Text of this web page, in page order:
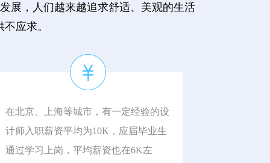
展，人们越来越追求舒适、美观的生活
应求。
在北京、上海等城市，有一定经验的设
计师入职薪资平均为10K，应届毕业生
通过学习上岗，平均薪资也在6K左